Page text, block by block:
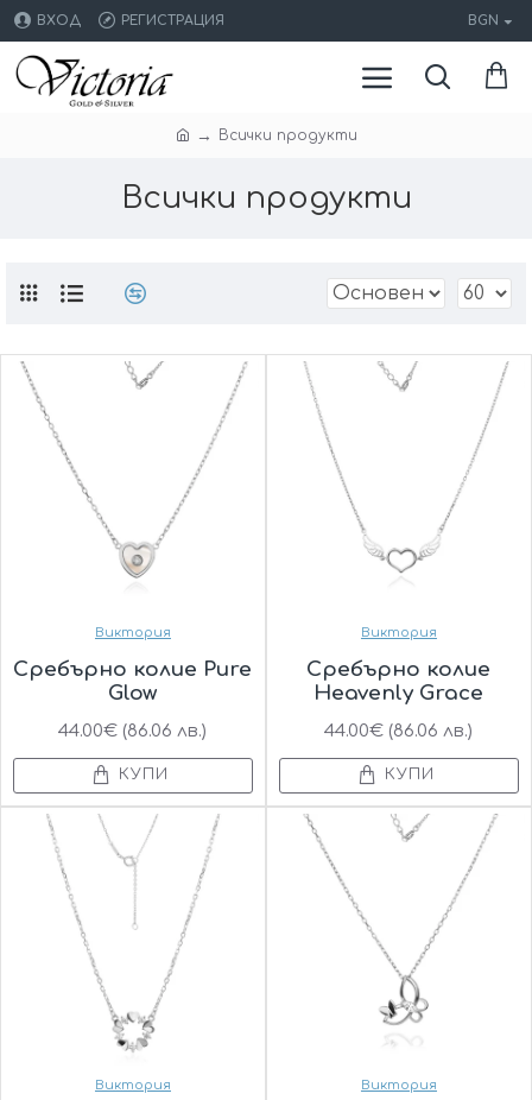
ВХОД РЕГИСТРАЦИЯ BGN
Всички продукти
Всички продукти
Виктория
Сребърно колие Pure
Glow
44.00€ (86.06 лв.)
КУПИ
Виктория
Сребърно колие
Heavenly Grace
44.00€ (86.06 лв.)
КУПИ
Виктория Виктория